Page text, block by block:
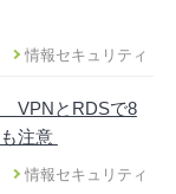
情報セキュリティ
VPNとRDSで8
注意
情報セキュリティ